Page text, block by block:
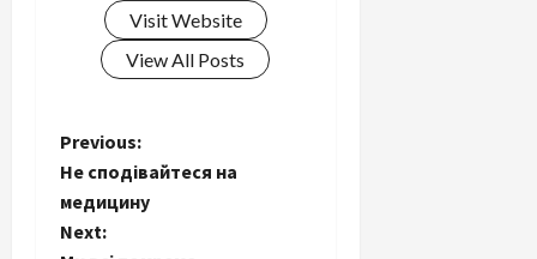
Visit Website
View All Posts
P
o
Previous:
Не сподівайтеся на
медицину
Next: